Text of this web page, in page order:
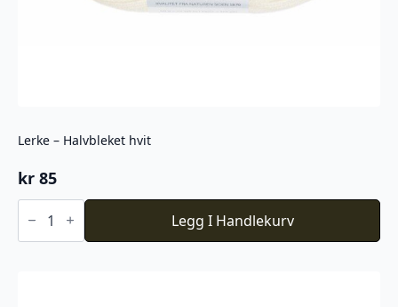
Lerke – Halvbleket hvit
kr 85
Lerke
Halvbleket
hvit
Legg I Handlekurv